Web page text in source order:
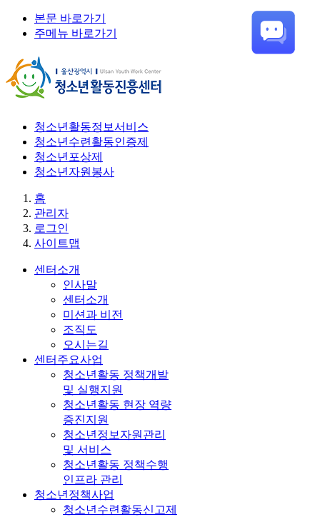
본문 바로가기
주메뉴 바로가기
청소년활동정보서비스
청소년수련활동인증제
청소년포상제
청소년자원봉사
홈
관리자
로그인
사이트맵
센터소개
인사말
센터소개
미션과 비전
조직도
오시는길
센터주요사업
청소년활동 정책개발
및 실행지원
청소년활동 현장 역량
증진지원
청소년정보자원관리
및 서비스
청소년활동 정책수행
인프라 관리
청소년정책사업
청소년수련활동신고제